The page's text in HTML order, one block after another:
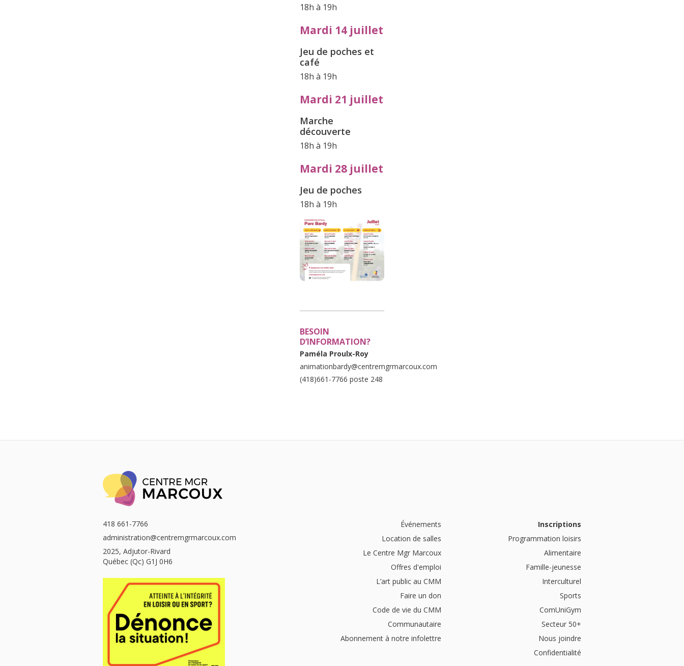
18h à 19h
Mardi 14 juillet
Jeu de poches et
café
18h à 19h
Mardi 21 juillet
Marche
découverte
18h à 19h
Mardi 28 juillet
Jeu de poches
18h à 19h
BESOIN
D’INFORMATION?
Paméla Proulx-Roy
animationbardy@centremgrmarcoux.com
(418)661-7766 poste 248
418 661-7766
administration@centremgrmarcoux.com
2025, Adjutor-Rivard
Québec (Qc) G1J 0H6
Événements
Location de salles
Le Centre Mgr Marcoux
Offres d'emploi
L’art public au CMM
Faire un don
Code de vie du CMM
Communautaire
Abonnement à notre infolettre
Inscriptions
Programmation loisirs
Alimentaire
Famille-jeunesse
Interculturel
Sports
ComUniGym
Secteur 50+
Nous joindre
Confidentialité